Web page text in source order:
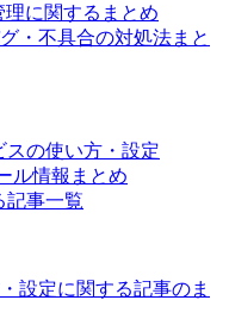
理に関するまとめ
・不具合の対処法まと
スの使い方・設定
ル情報まとめ
記事一覧
設定に関する記事のま